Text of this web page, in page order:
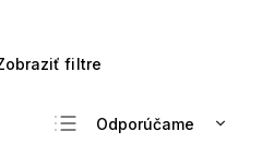
Odporúčame